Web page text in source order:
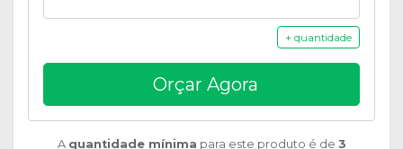
+ quantidade
Orçar Agora
A quantidade mínima para este produto é de 3